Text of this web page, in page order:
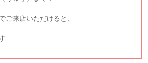
ご来店いただけると、